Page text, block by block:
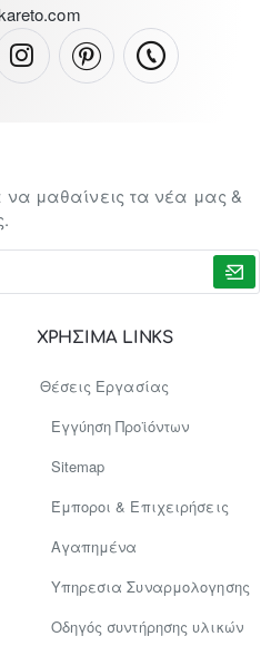
ΧΡΗΣΙΜΑ LINKS
Θέσεις Εργασίας
Εγγύηση Προϊόντων
Sitemap
Έμποροι & Επιχειρήσεις
Αγαπημένα
Υπηρεσια Συναρμολογησης
Οδηγός συντήρησης υλικών
να μαθαίνεις τα νέα μας &